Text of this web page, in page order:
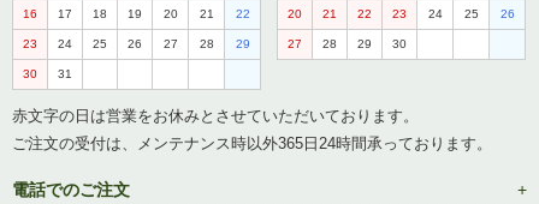
16 17 18 19 20 21 22
23 24 25 26 27 28 29
30 31
20 21 22 23 24 25 26
27 28 29 30
赤文字の日は営業をお休みとさせていただいております。
ご注文の受付は、メンテナンス時以外365日24時間承っております。
電話でのご注文